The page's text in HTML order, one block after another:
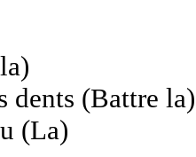
dents (Battre la)
(La)